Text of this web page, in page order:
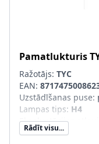
Pamatlukturis
Ražotājs: TYC
EAN:
Uzstādīšanas puse:
Lampas tips: H4
Ekspluatācijas
Tr. līdzekļa
Rādīt visu...